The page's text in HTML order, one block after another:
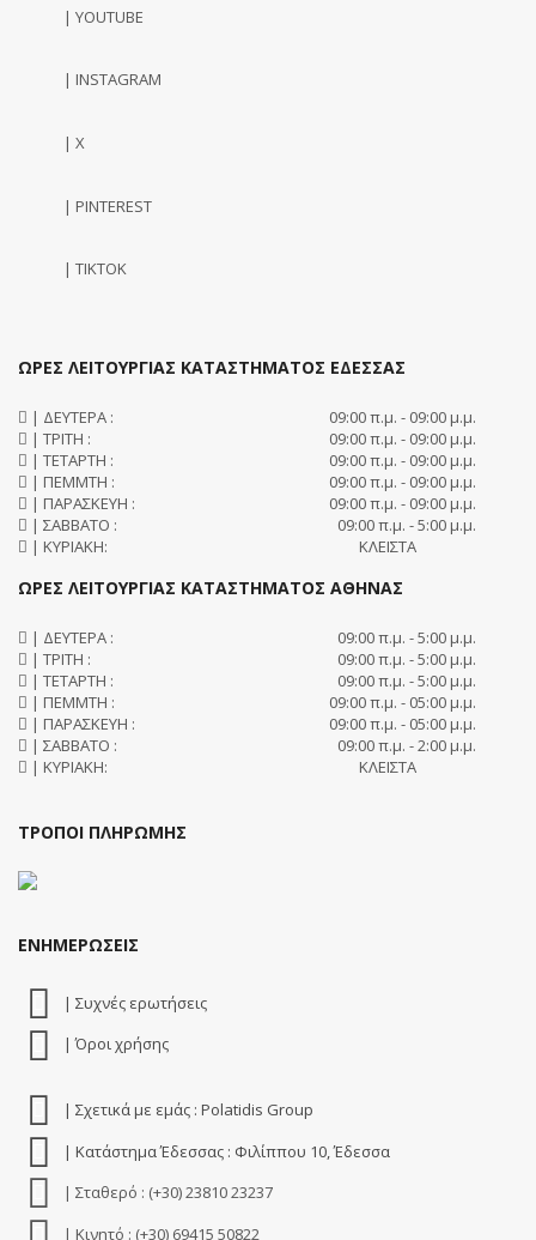
| YOUTUBE
| INSTAGRAM
| X
| PINTEREST
| TIKTOK
ΩΡΕΣ ΛΕΙΤΟΥΡΓΙΑΣ ΚΑΤΑΣΤΗΜΑΤΟΣ ΕΔΕΣΣΑΣ
| ΔΕΥΤΕΡΑ :
09:00 π.μ. - 09:00 μ.μ.
| ΤΡΙΤΗ :
09:00 π.μ. - 09:00 μ.μ.
| ΤΕΤΑΡΤΗ :
09:00 π.μ. - 09:00 μ.μ.
| ΠΕΜΜΤΗ :
09:00 π.μ. - 09:00 μ.μ.
| ΠΑΡΑΣΚΕΥΗ :
09:00 π.μ. - 09:00 μ.μ.
| ΣΑΒΒΑΤΟ :
09:00 π.μ. - 5:00 μ.μ.
| ΚΥΡΙΑΚΗ:
ΚΛΕΙΣΤΑ
ΩΡΕΣ ΛΕΙΤΟΥΡΓΙΑΣ ΚΑΤΑΣΤΗΜΑΤΟΣ ΑΘΗΝΑΣ
| ΔΕΥΤΕΡΑ :
09:00 π.μ. - 5:00 μ.μ.
| ΤΡΙΤΗ :
09:00 π.μ. - 5:00 μ.μ.
| ΤΕΤΑΡΤΗ :
09:00 π.μ. - 5:00 μ.μ.
| ΠΕΜΜΤΗ :
09:00 π.μ. - 05:00 μ.μ.
| ΠΑΡΑΣΚΕΥΗ :
09:00 π.μ. - 05:00 μ.μ.
| ΣΑΒΒΑΤΟ :
09:00 π.μ. - 2:00 μ.μ.
| ΚΥΡΙΑΚΗ:
ΚΛΕΙΣΤΑ
ΤΡΟΠΟΙ ΠΛΗΡΩΜΗΣ
ΕΝΗΜΕΡΩΣΕΙΣ
| Συχνές ερωτήσεις
| Όροι χρήσης
| Σχετικά με εμάς : Polatidis Group
| Κατάστημα Έδεσσας : Φιλίππου 10, Έδεσσα
| Σταθερό : (+30) 23810 23237
| Κινητό : (+30) 69415 50822